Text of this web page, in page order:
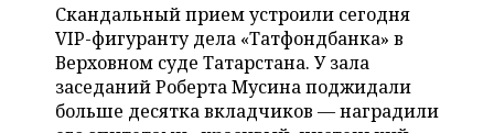
КОМУ ПРИНАДЛЕЖАТ
ТОРГОВЫЕ ЦЕНТРЫ
ТАТАРСТАНА
БЮДЖЕТ
ИНВЕСТИЦИИ
МАШИНОСТРОЕНИЕ
НЕФТЕХИМИЯ
НОВОСТИ АВТО
БИЗНЕС
НОВОСТИ БИЗНЕСА
РОЗНИЧНАЯ ТОРГОВЛЯ
ТЕХНОЛОГИИ
НОВОСТИ ТЕХНОЛОГИЙ
МЕРОПРИЯТИЯ
Скандальный прием устроили сегодня
VIP-фигуранту дела «Татфондбанка» в
Верховном суде Татарстана. У зала
заседаний Роберта Мусина поджидали
больше десятка вкладчиков — наградили